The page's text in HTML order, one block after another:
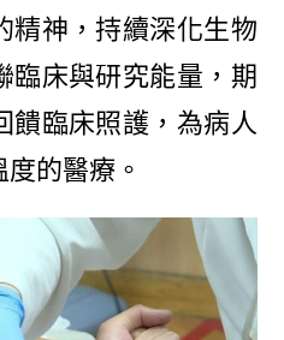
精神，持續深化生物
臨床與研究能量，期
饋臨床照護，為病人
的醫療。